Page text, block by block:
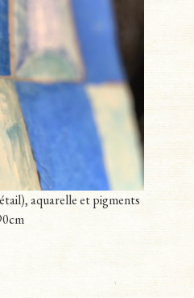
aquarelle et pigments